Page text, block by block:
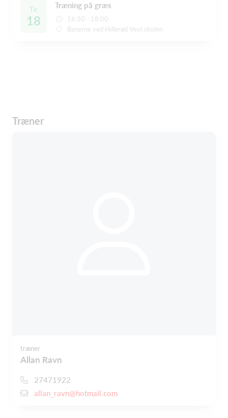
Tir
18
Træning på græs
16:30 - 18:00
Banerne ved Hillerød Vest skolen
Træner
træner
Allan Ravn
27471922
allan_ravn@hotmail.com